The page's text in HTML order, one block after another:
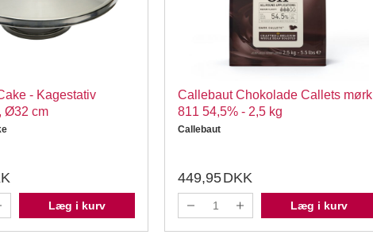
- Kagestativ
Ø32 cm
Læg i kurv
Callebaut Chokolade Callets mørk
811 54,5% - 2,5 kg
Callebaut
449,95DKK
Læg i kurv